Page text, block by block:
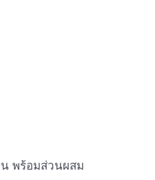
พร้อมส่วนผสม